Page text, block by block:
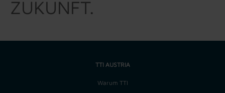
ZUKUNFT.
TTI AUSTRIA
Warum TTI